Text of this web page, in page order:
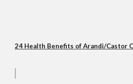
24 Health Benefits of Arandi/Castor